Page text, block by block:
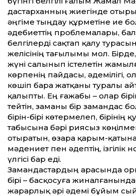
дастарханның жиегінде
әңгіме тыңдау құрметіне ие
әдебиет­тің проблемалары,
белгілерді сақтап қалу
желісінің тағылымы мол.
жүні салынып істелетін
көрпенің пайдасы, әдемілігі,
көшіп бара жатқаны туралы
қалыпты. Ең ғажабы – олар
тейтін, заманы бір замандас
бірін-бірі көтермелеп,
табысына бәрі риясыз
отыратын, өзара қарым-
мәдениет пен әдептің,
үлгісі бар еді.
Замандастардың арасында
бірі – басқосуға
жарарлық әрі әдемі бұйым